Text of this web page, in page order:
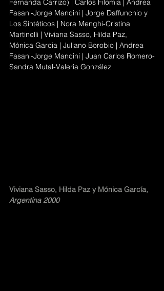
Fernanda Carrizo)
| Carlos Filomia | Andrea
Fasani-Jorge Mancini | Jorge Daffunchio y
Los Sintéticos | Nora Menghi-Cristina
Martinelli | Viviana Sasso, Hilda Paz,
Mónica Garcia | Juliano Borobio | Andrea
Fasani-Jorge Mancini | Juan Carlos Romero-
Sandra Mutal-Valeria González
Viviana Sasso, Hilda Paz y Mónica García,
Argentina 2000